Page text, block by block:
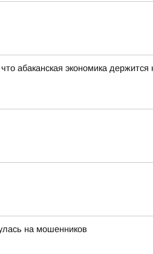
абаканская экономика держится
на мошенников